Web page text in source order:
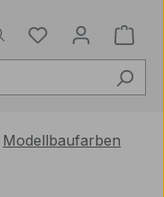
Du hast 0
Modellbaufarben